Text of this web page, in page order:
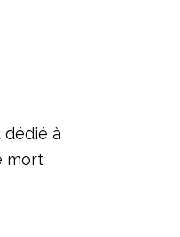
dédié à
mort